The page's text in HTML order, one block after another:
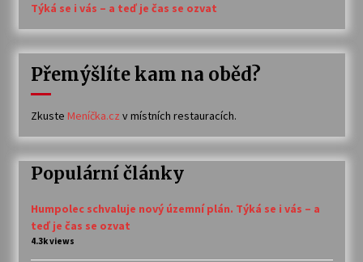
Týká se i vás – a teď je čas se ozvat
Přemýšlíte kam na oběd?
Zkuste Meníčka.cz v místních restauracích.
Populární články
Humpolec schvaluje nový územní plán. Týká se i vás – a
teď je čas se ozvat
4.3k views